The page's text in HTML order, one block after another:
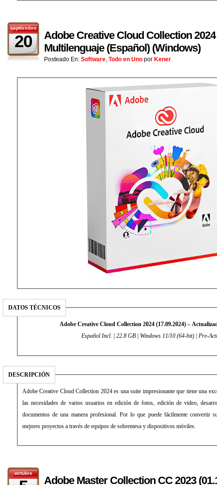
septiembre
20
Adobe Creative Cloud Collection 2024
Multilenguaje (Español) (Windows)
Posteado En: Software, Todo en Uno por Kener
DATOS TÉCNICOS
Adobe Creative Cloud Collection 2024 (17.09.2024) –
Español Incl. | 22.8 GB | Windows 11/10 (64-bit) | Pre-
DESCRIPCIÓN
Adobe Creative Cloud Collection 2024 es una suite impresionante que tiene una
las necesidades de varios usuarios en edición de fotos, edición de video,
documentos de una manera profesional. Por lo que puede fácilmente convertir
mejores proyectos a través de equipos de sobremesa y dispositivos móviles.
octubre
Adobe Master Collection CC 2023